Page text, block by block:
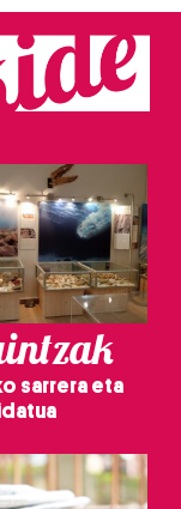
sarrera eta